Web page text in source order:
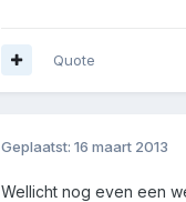
Quote
Geplaatst: 16 maart 2013
Wellicht nog even een